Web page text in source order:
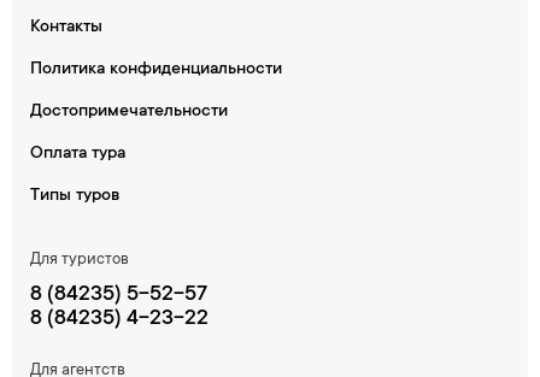
Контакты
Политика конфиденциальности
Достопримечательности
Оплата тура
Типы туров
Для туристов
8 (84235) 5-52-57
8 (84235) 4-23-22
Для агентств